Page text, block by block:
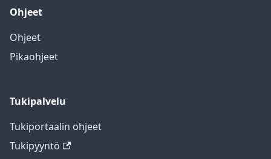
Ohjeet
Ohjeet
Pikaohjeet
Tukipalvelu
Tukiportaalin ohjeet
Tukipyyntö